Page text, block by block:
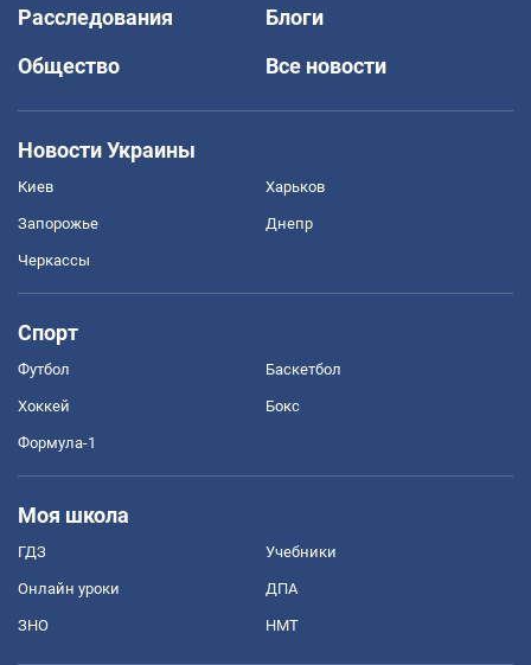
Расследования
Блоги
Общество
Все новости
Новости Украины
Киев Харьков
Запорожье Днепр
Черкассы
Спорт
Футбол Баскетбол
Хоккей Бокс
Формула-1
Моя школа
ГДЗ Учебники
Онлайн уроки ДПА
ЗНО НМТ